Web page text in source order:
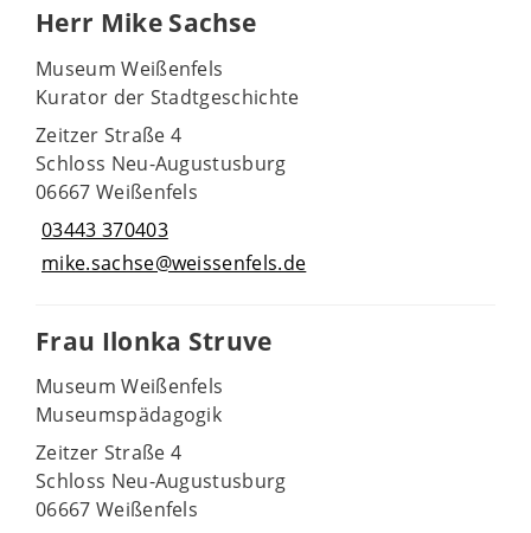
Herr Mike Sachse
Museum Weißenfels
Kurator der Stadtgeschichte
Zeitzer Straße 4
Schloss Neu-Augustusburg
06667 Weißenfels
03443 370403
mike.sachse@weissenfels.de
Frau Ilonka Struve
Museum Weißenfels
Museumspädagogik
Zeitzer Straße 4
Schloss Neu-Augustusburg
06667 Weißenfels